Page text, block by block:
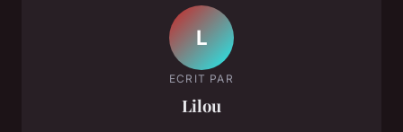
L
ECRIT PAR
Lilou